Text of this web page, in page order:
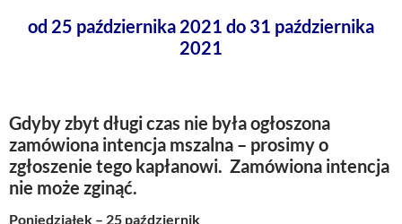
od 25 października 2021 do 31 października
2021
Gdyby zbyt długi czas nie była ogłoszona
zamówiona intencja mszalna – prosimy o
zgłoszenie tego kapłanowi. Zamówiona intencja
nie może zginąć.
Poniedziałek – 25 październik